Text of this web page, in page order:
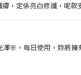
，定係亮白修護，呢款
🌸。每日使用，妳將